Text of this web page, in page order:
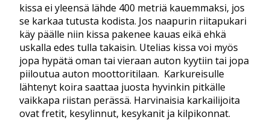
kissa ei yleensä lähde 400 metriä kauemmaksi, jos
se karkaa tutusta kodista. Jos naapurin riitapukari
käy päälle niin kissa pakenee kauas eikä ehkä
uskalla edes tulla takaisin. Utelias kissa voi myös
jopa hypätä oman tai vieraan auton kyytiin tai jopa
piiloutua auton moottoritilaan. Karkureisulle
lähtenyt koira saattaa juosta hyvinkin pitkälle
vaikkapa riistan perässä. Harvinaisia karkailijoita
ovat fretit, kesylinnut, kesykanit ja kilpikonnat.